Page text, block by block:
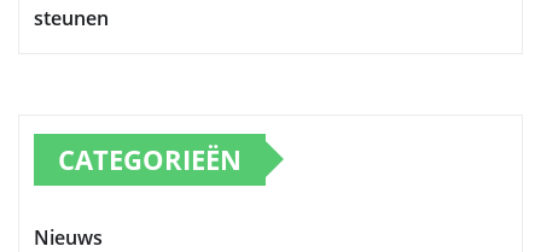
steunen
CATEGORIEËN
Nieuws